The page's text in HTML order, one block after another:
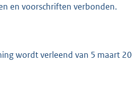
en voorschriften verbonden.
wordt verleend van 5 maart